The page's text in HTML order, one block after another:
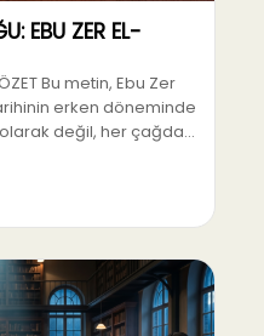
EBU ZER EL-
Bu metin, Ebu Zer
erken döneminde
değil, her çağda…